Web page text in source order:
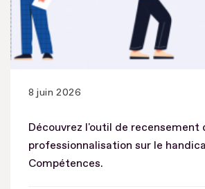
8 juin 2026
Découvrez l'outil de recensement
professionnalisation sur le
Compétences.